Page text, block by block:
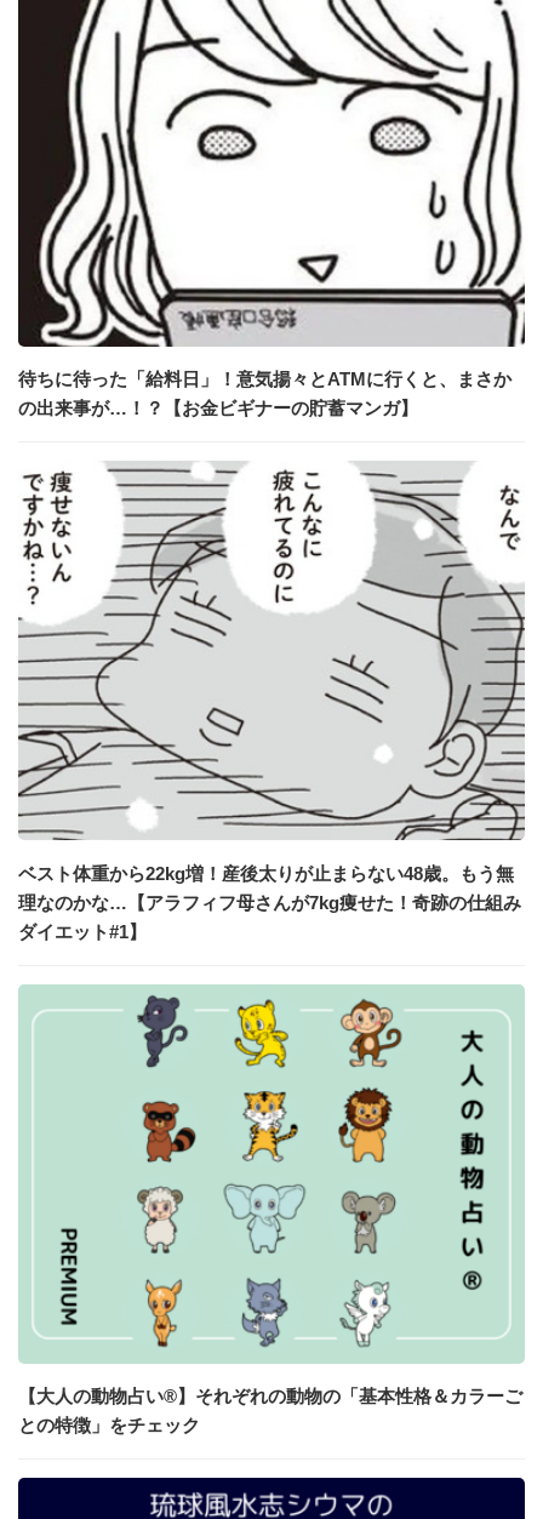
待ちに待った「給料日」！意気揚々とATMに行くと、まさか
の出来事が…！？【お金ビギナーの貯蓄マンガ】
ベスト体重から22kg増！産後太りが止まらない48歳。もう無
理なのかな…【アラフィフ母さんが7kg痩せた！奇跡の仕組み
ダイエット#1】
【大人の動物占い®】それぞれの動物の「基本性格＆カラーご
との特徴」をチェック